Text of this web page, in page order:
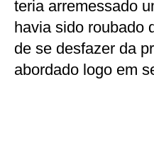
teria arremessado
havia sido roubado
de se desfazer da
abordado logo em